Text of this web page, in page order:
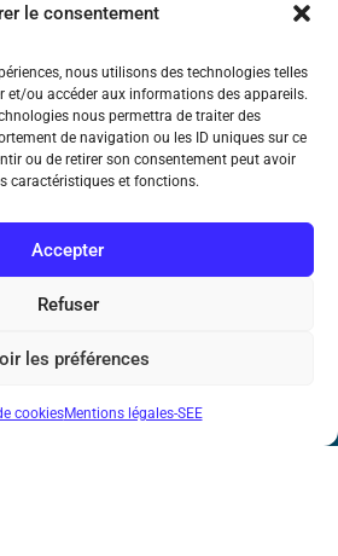
le consentement
nous utilisons des technologies telles
et/ou accéder aux informations des appareils.
nous permettra de traiter des
de navigation ou les ID uniques sur ce
ou de retirer son consentement peut avoir
caractéristiques et fonctions.
Accepter
Refuser
les préférences
cookiesMentions légales-SEE
découvertes d’André-
6 et « Iéna » Ligne 9
90 37 17
232, Code APE : 9412Z TVA intra-
785 393 232